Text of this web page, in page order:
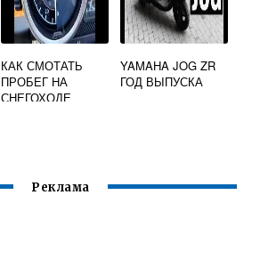
КАК СМОТАТЬ
ПРОБЕГ НА
СНЕГОХОДЕ
YAMAHA JOG ZR
ГОД ВЫПУСКА
Реклама